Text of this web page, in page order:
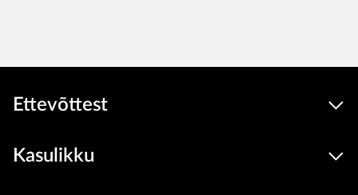
Ettevõttest
Kasulikku